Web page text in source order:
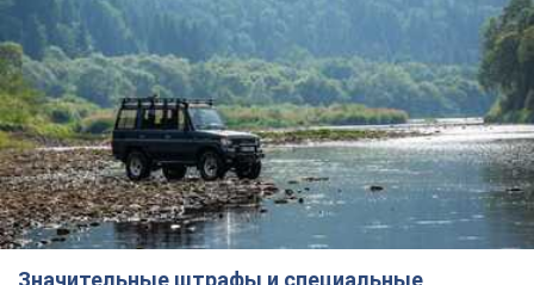
В Прикарпатье после аномальной
жары прошел сильный ливень:
дороги превратились в реки. Видео
Непогода обрушилась на Ивано-Франковскую
область и курортный Буковель
7 годин тому 15,6 т.
Женщине начислили 729 тыс. грн
долга за газ из-за показаний